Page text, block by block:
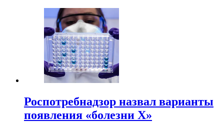
Роспотребнадзор назвал варианты
появления «болезни Х»